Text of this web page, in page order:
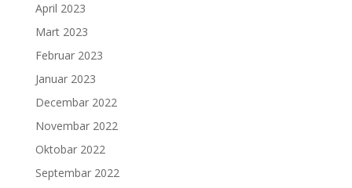
April 2023
Mart 2023
Februar 2023
Januar 2023
Decembar 2022
Novembar 2022
Oktobar 2022
Septembar 2022